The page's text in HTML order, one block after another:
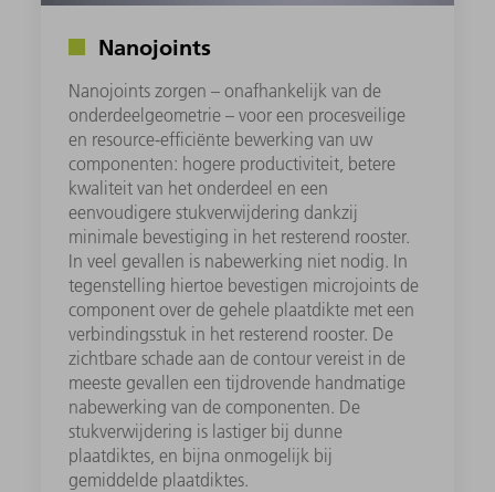
Nanojoints
Nanojoints zorgen – onafhankelijk van de
onderdeelgeometrie – voor een procesveilige
en resource-efficiënte bewerking van uw
componenten: hogere productiviteit, betere
kwaliteit van het onderdeel en een
eenvoudigere stukverwijdering dankzij
minimale bevestiging in het resterend rooster.
In veel gevallen is nabewerking niet nodig. In
tegenstelling hiertoe bevestigen microjoints de
component over de gehele plaatdikte met een
verbindingsstuk in het resterend rooster. De
zichtbare schade aan de contour vereist in de
meeste gevallen een tijdrovende handmatige
nabewerking van de componenten. De
stukverwijdering is lastiger bij dunne
plaatdiktes, en bijna onmogelijk bij
gemiddelde plaatdiktes.